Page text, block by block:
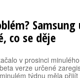
co se děje
v prosinci
verze určené
týdnu měla